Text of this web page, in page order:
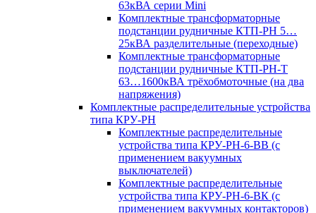
63кВА серии Mini
Комплектные трансформаторные
подстанции рудничные КТП-РН 5…
25кВА разделительные (переходные)
Комплектные трансформаторные
подстанции рудничные КТП-РН-Т
63…1600кВА трёхобмоточные (на два
напряжения)
Комплектные распределительные устройства
типа КРУ-РН
Комплектные распределительные
устройства типа КРУ-РН-6-ВВ (с
применением вакуумных
выключателей)
Комплектные распределительные
устройства типа КРУ-РН-6-ВК (с
применением вакуумных контакторов)